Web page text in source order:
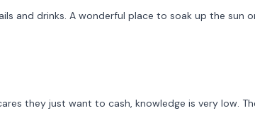
and drinks. A wonderful place to soak up the sun
they just want to cash, knowledge is very low.